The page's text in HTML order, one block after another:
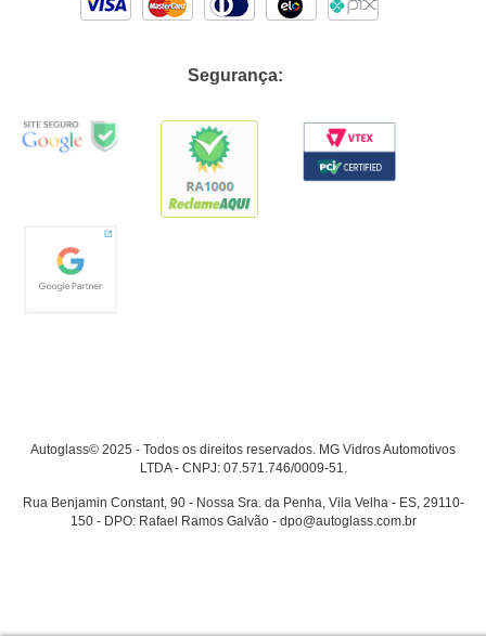
Segurança:
Autoglass© 2025 - Todos os direitos reservados. MG Vidros Automotivos
LTDA - CNPJ: 07.571.746/0009-51.
Rua Benjamin Constant, 90 - Nossa Sra. da Penha, Vila Velha - ES, 29110-
150 - DPO: Rafael Ramos Galvão - dpo@autoglass.com.br